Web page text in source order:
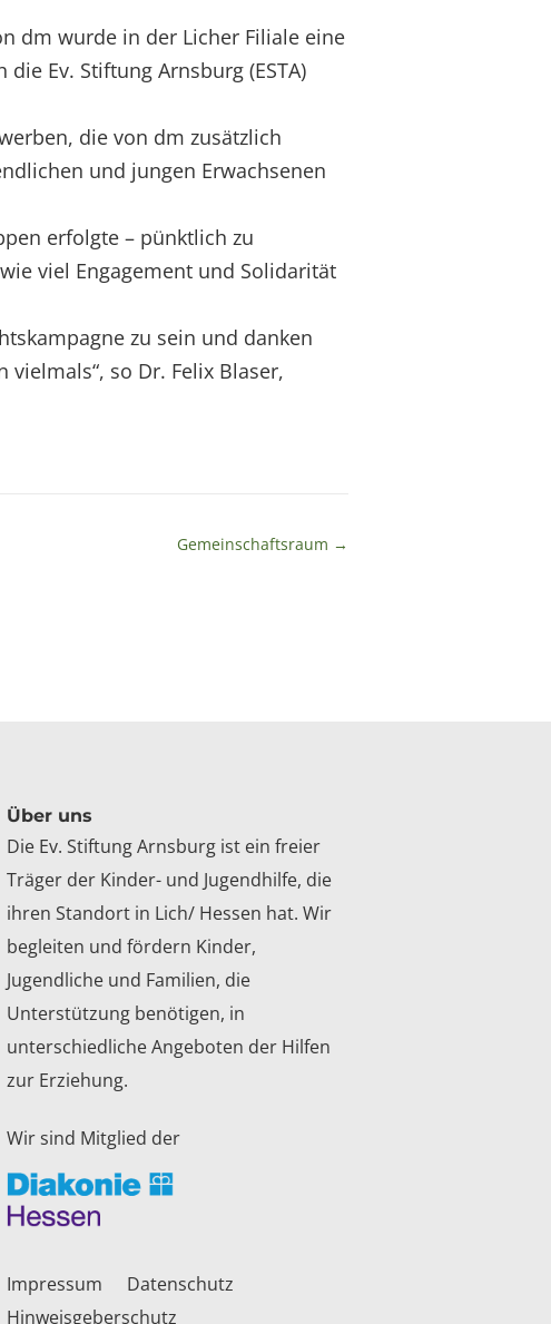
dm wurde in der Licher Filiale eine
Ev. Stiftung Arnsburg (ESTA)
die von dm zusätzlich
und jungen Erwachsenen
erfolgte – pünktlich zu
viel Engagement und Solidarität
zu sein und danken
so Dr. Felix Blaser,
Gemeinschaftsraum →
Über uns
Die Ev. Stiftung Arnsburg ist ein freier
Träger der Kinder- und Jugendhilfe, die
ihren Standort in Lich/ Hessen hat. Wir
begleiten und fördern Kinder,
Jugendliche und Familien, die
Unterstützung benötigen, in
unterschiedliche Angeboten der Hilfen
zur Erziehung.
Wir sind Mitglied der
Impressum
Datenschutz
Hinweisgeberschutz